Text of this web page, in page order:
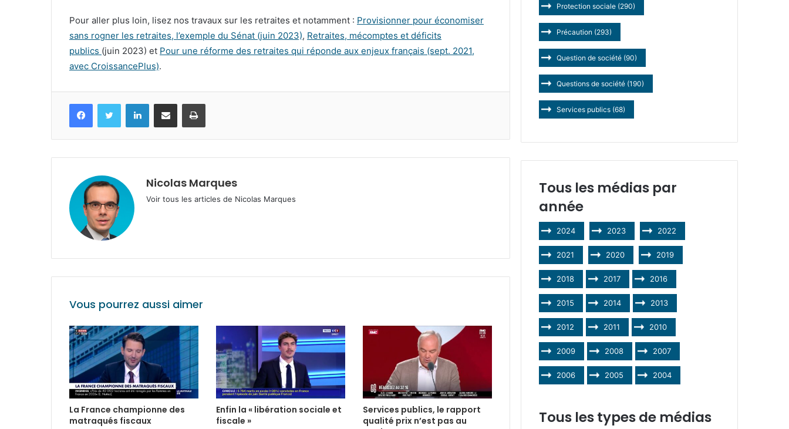
Pour aller plus loin, lisez nos travaux sur les retraites et notamment : Provisionner pour économiser
sans rogner les retraites, l’exemple du Sénat (juin 2023), Retraites, mécomptes et déficits
publics (juin 2023) et Pour une réforme des retraites qui réponde aux enjeux français (sept. 2021,
avec CroissancePlus).
FacebookTwitter LinkedinPartagez par mail Imprimez
Nicolas Marques
Voir tous les articles de Nicolas Marques
Vous pourrez aussi aimer
La France championne des
matraqués fiscaux
Enfin la « libération sociale et
fiscale »
Services publics, le rapport
qualité prix n’est pas au
Protection sociale (290)
Précaution (293)
Question de société (90)
Questions de société (190)
Services publics (68)
Tous les médias par
année
2024 2023 2022
2021 2020 2019
2018 2017 2016
2015 2014 2013
2012 2011 2010
2009 2008 2007
2006 2005 2004
Tous les types de médias